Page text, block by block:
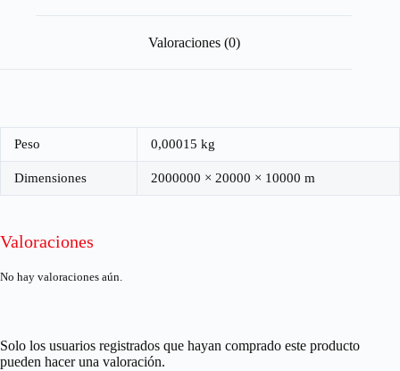
Valoraciones (0)
Peso 0,00015 kg
Dimensiones 2000000 × 20000 × 10000 m
Valoraciones
No hay valoraciones aún.
Solo los usuarios registrados que hayan comprado este producto
pueden hacer una valoración.